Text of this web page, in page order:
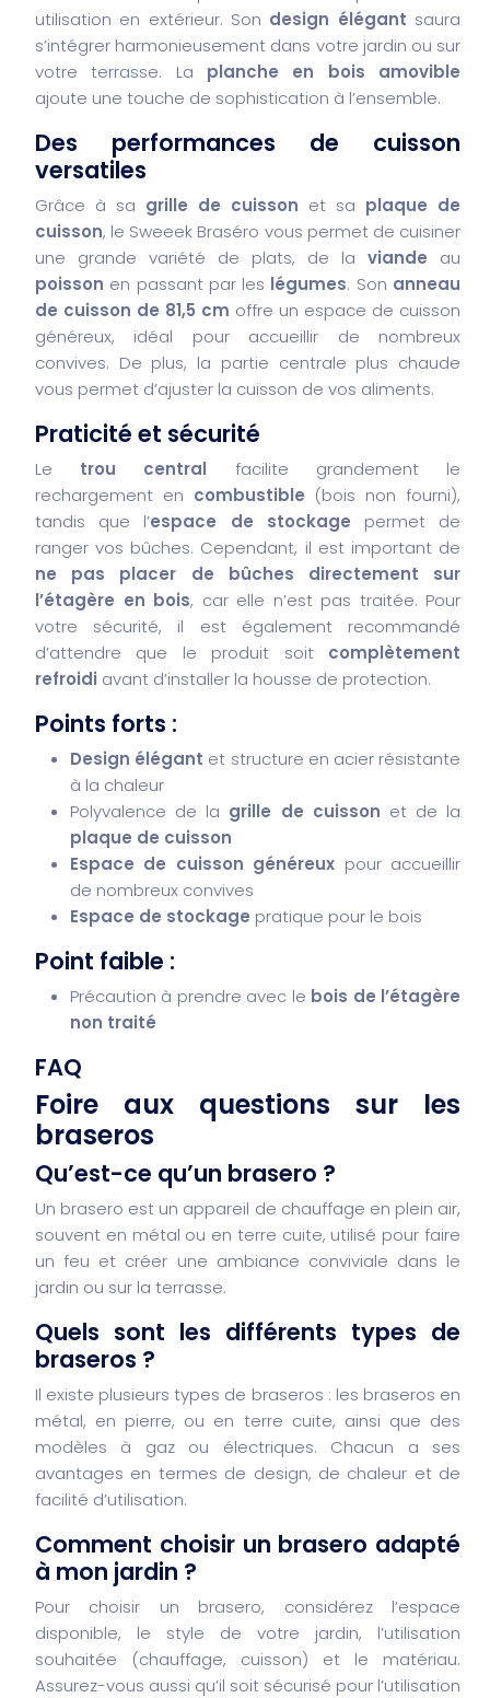
utilisation en extérieur. Son design élégant saura
s’intégrer harmonieusement dans votre jardin ou sur
votre terrasse. La planche en bois amovible
ajoute une touche de sophistication à l’ensemble.
Des performances de cuisson
versatiles
Grâce à sa grille de cuisson et sa plaque de
cuisson, le Sweeek Braséro vous permet de cuisiner
une grande variété de plats, de la viande au
poisson en passant par les légumes. Son anneau
de cuisson de 81,5 cm offre un espace de cuisson
généreux, idéal pour accueillir de nombreux
convives. De plus, la partie centrale plus chaude
vous permet d’ajuster la cuisson de vos aliments.
Praticité et sécurité
Le trou central facilite grandement le
rechargement en combustible (bois non fourni),
tandis que l’espace de stockage permet de
ranger vos bûches. Cependant, il est important de
ne pas placer de bûches directement sur
l’étagère en bois, car elle n’est pas traitée. Pour
votre sécurité, il est également recommandé
d’attendre que le produit soit complètement
refroidi avant d’installer la housse de protection.
Points forts :
Design élégant et structure en acier résistante
à la chaleur
Polyvalence de la grille de cuisson et de la
plaque de cuisson
Espace de cuisson généreux pour accueillir
de nombreux convives
Espace de stockage pratique pour le bois
Point faible :
Précaution à prendre avec le bois de l’étagère
non traité
FAQ
Foire aux questions sur les
braseros
Qu’est-ce qu’un brasero ?
Un brasero est un appareil de chauffage en plein air,
souvent en métal ou en terre cuite, utilisé pour faire
un feu et créer une ambiance conviviale dans le
jardin ou sur la terrasse.
Quels sont les différents types de
braseros ?
Il existe plusieurs types de braseros : les braseros en
métal, en pierre, ou en terre cuite, ainsi que des
modèles à gaz ou électriques. Chacun a ses
avantages en termes de design, de chaleur et de
facilité d’utilisation.
Comment choisir un brasero adapté
à mon jardin ?
Pour choisir un brasero, considérez l’espace
disponible, le style de votre jardin, l’utilisation
souhaitée (chauffage, cuisson) et le matériau.
Assurez-vous aussi qu’il soit sécurisé pour l’utilisation